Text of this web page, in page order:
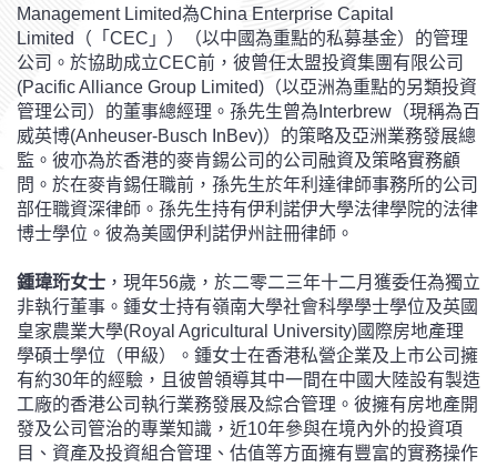
Management Limited為China Enterprise Capital
Limited（「CEC」）（以中國為重點的私募基金）的管理
公司。於協助成立CEC前，彼曾任太盟投資集團有限公司
(Pacific Alliance Group Limited)（以亞洲為重點的另類投資
管理公司）的董事總經理。孫先生曾為Interbrew（現稱為百
威英博(Anheuser-Busch InBev)）的策略及亞洲業務發展總
監。彼亦為於香港的麥肯錫公司的公司融資及策略實務顧
問。於在麥肯錫任職前，孫先生於年利達律師事務所的公司
部任職資深律師。孫先生持有伊利諾伊大學法律學院的法律
博士學位。彼為美國伊利諾伊州註冊律師。
鍾瑋珩女士 ，現年56歲，於二零二三年十二月獲委任為獨立
非執行董事。鍾女士持有嶺南大學社會科學學士學位及英國
皇家農業大學(Royal Agricultural University)國際房地產理
學碩士學位（甲級）。鍾女士在香港私營企業及上市公司擁
有約30年的經驗，且彼曾領導其中一間在中國大陸設有製造
工廠的香港公司執行業務發展及綜合管理。彼擁有房地產開
發及公司管治的專業知識，近10年參與在境內外的投資項
目、資產及投資組合管理、估值等方面擁有豐富的實務操作